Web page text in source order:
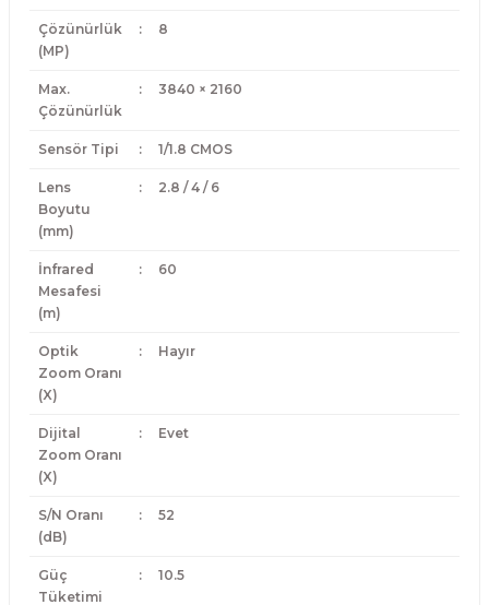
Çözünürlük
(MP)
: 8
Max.
Çözünürlük
: 3840 × 2160
Sensör Tipi : 1/1.8 CMOS
Lens
Boyutu
(mm)
: 2.8 / 4 / 6
İnfrared
Mesafesi
(m)
: 60
Optik
Zoom Oranı
(X)
: Hayır
Dijital
Zoom Oranı
(X)
: Evet
S/N Oranı
(dB)
: 52
Güç
Tüketimi
: 10.5